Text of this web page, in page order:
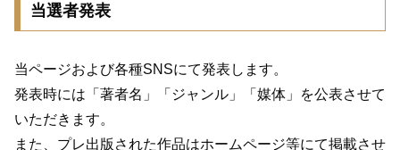
当選者発表
当ページおよび各種SNSにて発表します。
発表時には「著者名」「ジャンル」「媒体」を公表させて
いただきます。
また、プレ出版された作品はホームページ等にて掲載させ